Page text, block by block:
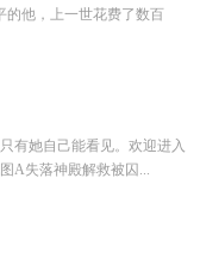
的他，上一世花费了数百
有她自己能看见。欢迎进入
A失落神殿解救被囚...